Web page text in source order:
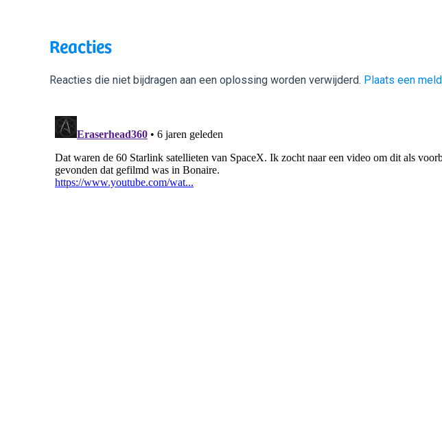
Reacties
Reacties die niet bijdragen aan een oplossing worden verwijderd. Plaats een